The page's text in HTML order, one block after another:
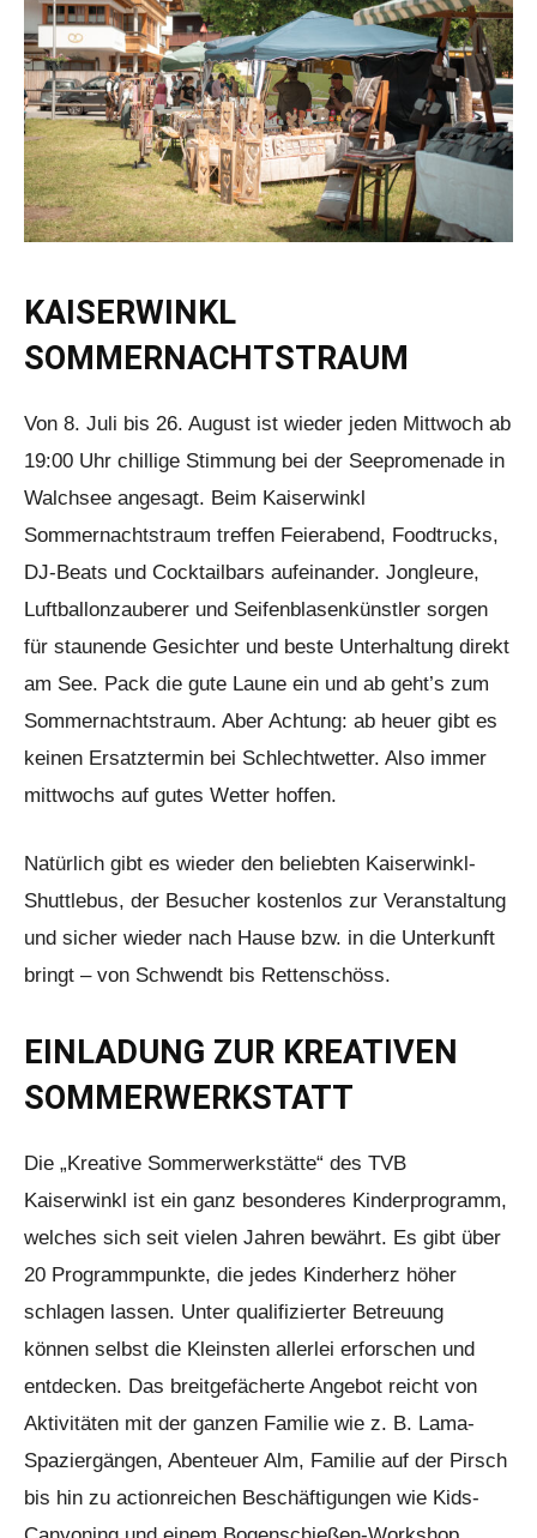
KAISERWINKL
SOMMERNACHTSTRAUM
Von 8. Juli bis 26. August ist wieder jeden Mittwoch ab
19:00 Uhr chillige Stimmung bei der Seepromenade in
Walchsee angesagt. Beim Kaiserwinkl
Sommernachtstraum treffen Feierabend, Foodtrucks,
DJ-Beats und Cocktailbars aufeinander. Jongleure,
Luftballonzauberer und Seifenblasenkünstler sorgen
für staunende Gesichter und beste Unterhaltung direkt
am See. Pack die gute Laune ein und ab geht’s zum
Sommernachtstraum. Aber Achtung: ab heuer gibt es
keinen Ersatztermin bei Schlechtwetter. Also immer
mittwochs auf gutes Wetter hoffen.
Natürlich gibt es wieder den beliebten Kaiserwinkl-
Shuttlebus, der Besucher kostenlos zur Veranstaltung
und sicher wieder nach Hause bzw. in die Unterkunft
bringt – von Schwendt bis Rettenschöss.
EINLADUNG ZUR KREATIVEN
SOMMERWERKSTATT
Die „Kreative Sommerwerkstätte“ des TVB
Kaiserwinkl ist ein ganz besonderes Kinderprogramm,
welches sich seit vielen Jahren bewährt. Es gibt über
20 Programmpunkte, die jedes Kinderherz höher
schlagen lassen. Unter qualifizierter Betreuung
können selbst die Kleinsten allerlei erforschen und
entdecken. Das breitgefächerte Angebot reicht von
Aktivitäten mit der ganzen Familie wie z. B. Lama-
Spaziergängen, Abenteuer Alm, Familie auf der Pirsch
bis hin zu actionreichen Beschäftigungen wie Kids-